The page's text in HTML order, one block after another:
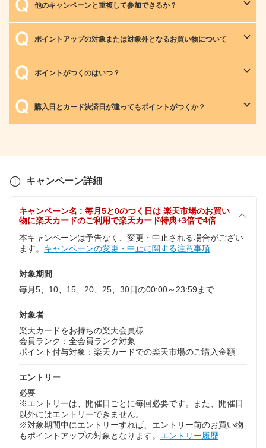
他のキャンペーンと重複して参加できるか？
ポイントアップの対象または対象外となるお買い物について
ポイントがつくのはいつ？
購入日とカード決済日が違ってもポイントがつくか？
キャンペーン詳細
キャンペーン名 : 毎月5と0のつく日は 楽天市場のお買い
物に楽天カードのご利用で楽天カード特典+3倍で4倍
本キャンペーンは予告なく、変更・中止される場合がござい
ます。 キャンペーンの変更・中止に関する注意事項
対象期間
毎月5、10、15、20、25、30日の00:00～23:59まで
対象者
楽天カードをお持ちの楽天会員様
会員ランク：全会員ランク対象
ポイント付与対象：楽天カードでの楽天市場のご購入金額
エントリー
必要
※エントリーは、開催日ごとに毎回必要です。また、開催日
以外にはエントリーできません。
※対象期間中にエントリーすれば、エントリー前のお買い物
もポイントアップの対象となります。 エントリー履歴